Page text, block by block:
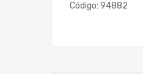
Código: 94882